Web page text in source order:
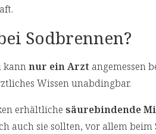
Sodbrennen?
kannnur ein Arzt angemessen
Wissen unabdingbar.
erhältliche säurebindende
auch sie sollten, vor allem